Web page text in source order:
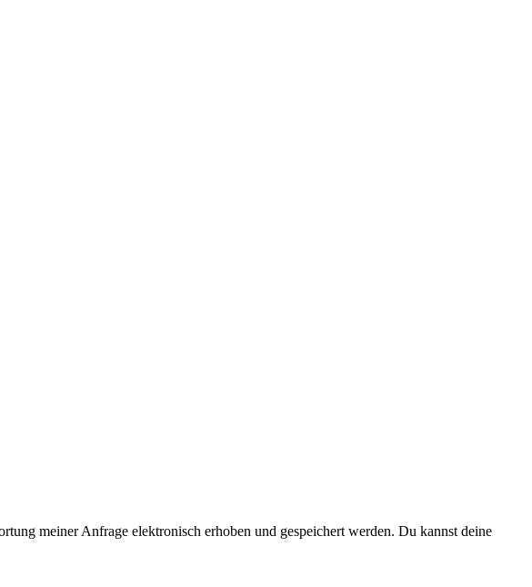
meiner Anfrage elektronisch erhoben und gespeichert werden. Du kannst deine